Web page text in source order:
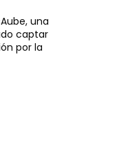
una
captar
por la